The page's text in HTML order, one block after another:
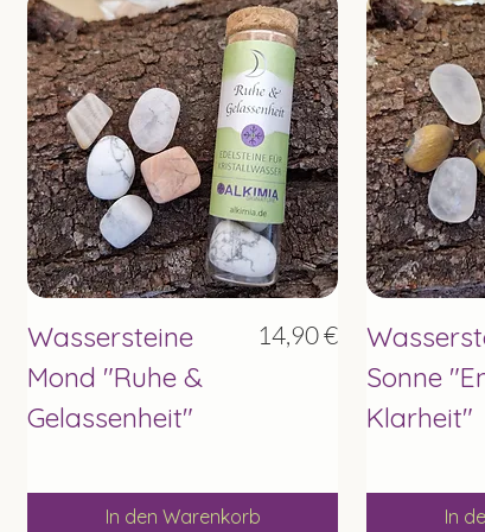
Schnellansicht
Wassersteine
Mond "Ruhe &
Gelassenheit"
Preis
14,90 €
In den Warenkorb
Sonne
Klarheit"
In